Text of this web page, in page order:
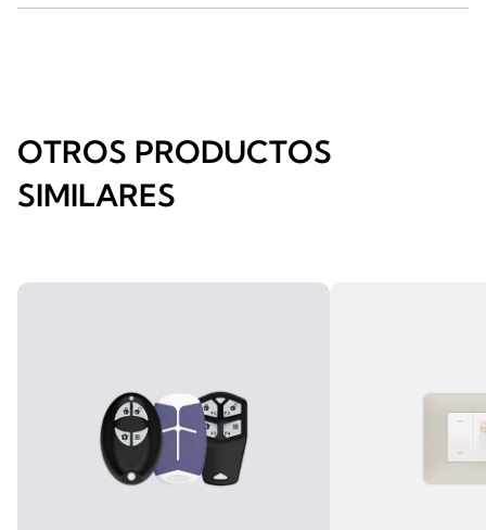
OTROS PRODUCTOS
SIMILARES